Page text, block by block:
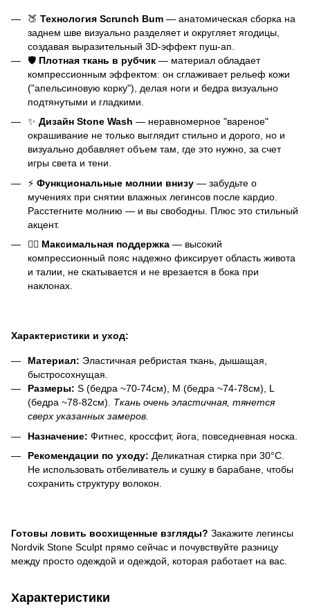
🍑 Технология Scrunch Bum — анатомическая сборка на
заднем шве визуально разделяет и округляет ягодицы,
создавая выразительный 3D-эффект пуш-ап.
🛡️ Плотная ткань в рубчик — материал обладает
компрессионным эффектом: он сглаживает рельеф кожи
("апельсиновую корку"), делая ноги и бедра визуально
подтянутыми и гладкими.
✨ Дизайн Stone Wash — неравномерное "вареное"
окрашивание не только выглядит стильно и дорого, но и
визуально добавляет объем там, где это нужно, за счет
игры света и тени.
⚡ Функциональные молнии внизу — забудьте о
мучениях при снятии влажных легинсов после кардио.
Расстегните молнию — и вы свободны. Плюс это стильный
акцент.
🏋️‍♀️ Максимальная поддержка — высокий
компрессионный пояс надежно фиксирует область живота
и талии, не скатывается и не врезается в бока при
наклонах.
Характеристики и уход:
Материал: Эластичная ребристая ткань, дышащая,
быстросохнущая.
Размеры: S (бедра ~70-74см), M (бедра ~74-78см), L
(бедра ~78-82см). Ткань очень эластичная, тянется
сверх указанных замеров.
Назначение: Фитнес, кроссфит, йога, повседневная носка.
Рекомендации по уходу: Деликатная стирка при 30°C.
Не использовать отбеливатель и сушку в барабане, чтобы
сохранить структуру волокон.
Готовы ловить восхищенные взгляды? Закажите легинсы
Nordvik Stone Sculpt прямо сейчас и почувствуйте разницу
между просто одеждой и одеждой, которая работает на вас.
Характеристики